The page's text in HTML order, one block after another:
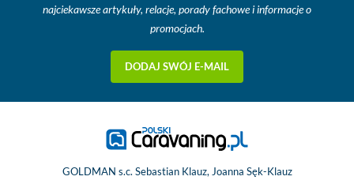
najciekawsze artykuły, relacje, porady fachowe i informacje o
promocjach.
DODAJ SWÓJ E-MAIL
GOLDMAN s.c. Sebastian Klauz, Joanna Sęk-Klauz